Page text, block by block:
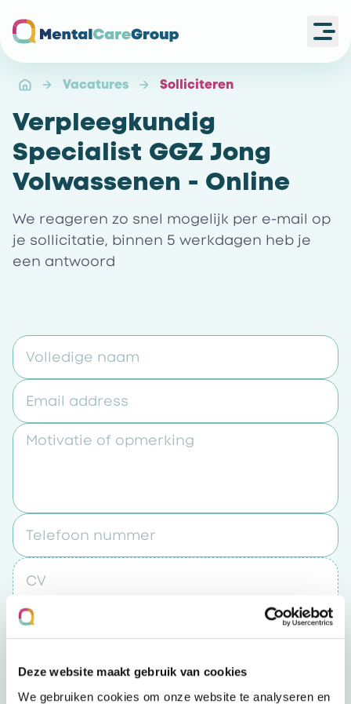
Deze website maakt gebruik van cookies
We gebruiken cookies om onze website te analyseren en
Vacatures Solliciteren
Verpleegkundig
Specialist GGZ Jong
Volwassenen - Online
We reageren zo snel mogelijk per e-mail op
je sollicitatie, binnen 5 werkdagen heb je
een antwoord
Volledige naam
Email address
Motivatie of opmerking
Telefoon nummer
CV
Door op “verzenden” te klikken accepteert u